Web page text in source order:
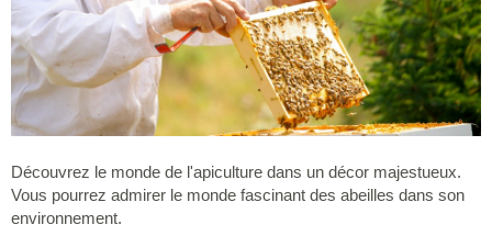
Découvrez le monde de l'apiculture dans un décor majestueux.
Vous pourrez admirer le monde fascinant des abeilles dans son
environnement.